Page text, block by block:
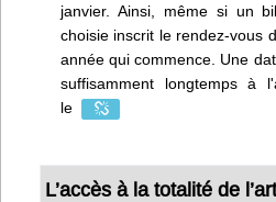
janvier. Ainsi, même si un
choisie inscrit le rendez-vous
année qui commence. Une
suffisamment longtemps à
le
L’accès à la totalité de